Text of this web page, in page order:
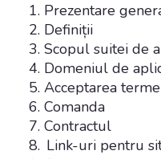
Prezentare
Definiții
Scopul suitei de
Domeniul de
Acceptarea
Comanda
Contractul
Link-uri pentru